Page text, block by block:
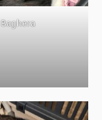
Baghera